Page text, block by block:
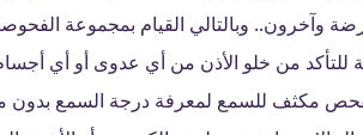
وآخرون.. وبالتالي القيام بمجموعة
للتأكد من خلو الأذن من أي عدوى أو أي
مكثف للسمع لمعرفة درجة السمع بدون